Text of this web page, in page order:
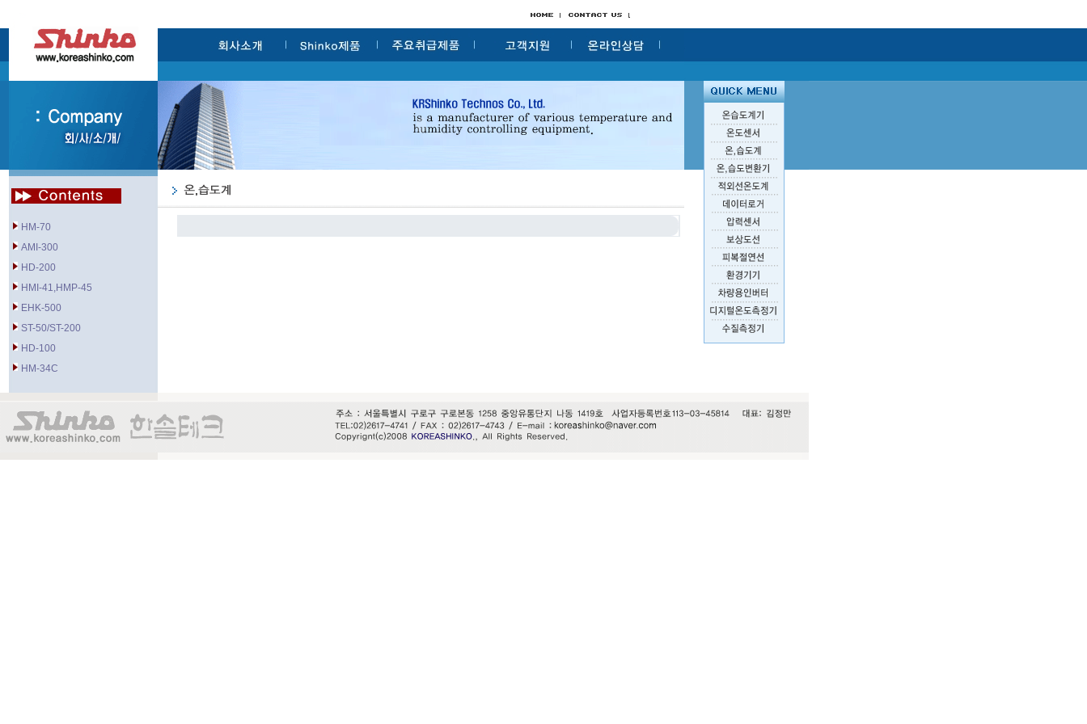
HM-70
AMI-300
HD-200
HMI-41,HMP-45
EHK-500
ST-50/ST-200
HD-100
HM-34C